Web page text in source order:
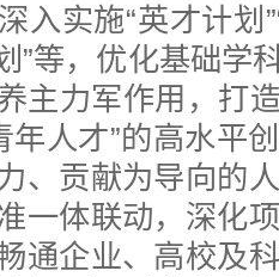
入实施“英才计划
”等，优化基础学
主力军作用，打
年人才”的高水平
、贡献为导向的
一体联动，深化
通企业、高校及